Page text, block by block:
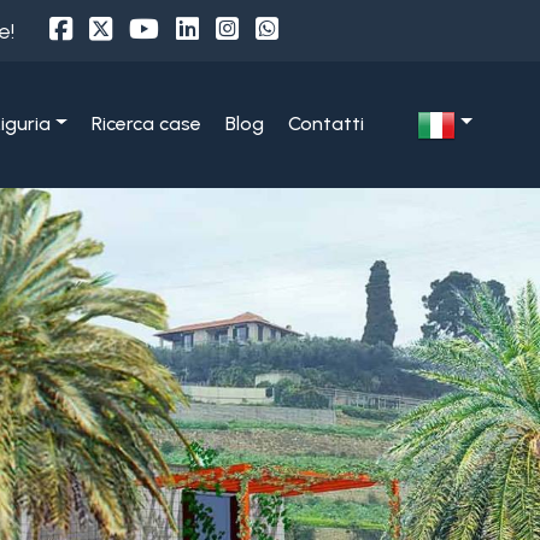
Ricerca case Blog Contatti